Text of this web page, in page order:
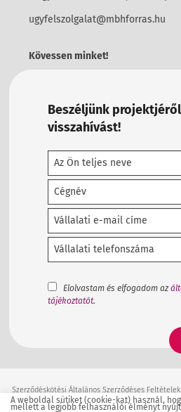
ugyfelszolgalat@mbhforras.hu
Kövessen minket!
Beszéljünk
visszahívást!
Elolvastam és elfogadom az
tájékoztatót.
Szerződéskötési Általános Szerződéses Feltételek
Általános Szerződéses
A weboldal sütiket (cookie-kat) használ,
mellett a legjobb felhasználói élményt